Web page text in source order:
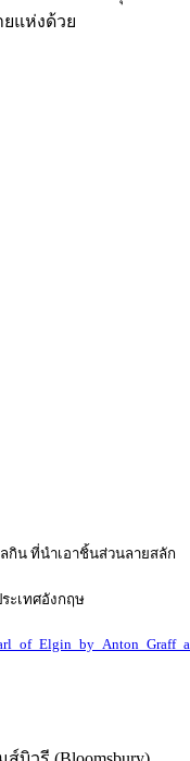
แห่งด้วย
กิน ที่นำเอาชิ้นส่วนลายสลัก
ะเทศอังกฤษ